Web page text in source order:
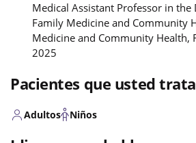
Medical Assistant Professor in
Family Medicine and Community
Medicine and Community Health,
2025
Pacientes que usted trata
Adultos Niños